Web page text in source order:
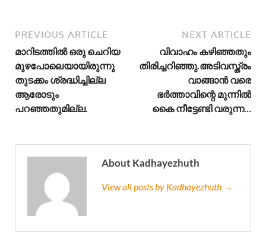
PREVIOUS ARTICLE
മാറിടത്തിൽ ഒരു ചെറിയ
മുഴപോലെയായിരുന്നു
തുടക്കം ശ്രദ്ധിച്ചില്ല
ആരോടും
പറഞ്ഞതുമില്ല.
NEXT ARTICLE
വിവാഹം കഴിഞ്ഞതും
തിരിച്ചറിഞ്ഞു.അടിവസ്ത്രം
വാങ്ങാൻ വരെ
ഭർത്താവിന്റെ മുന്നിൽ
കൈ നീട്ടേണ്ടി വരുന്ന…
About Kadhayezhuth
View all posts by Kadhayezhuth →